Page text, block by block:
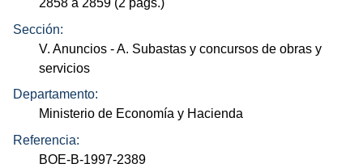
2858 a 2859 (2 págs.)
Sección:
V. Anuncios - A. Subastas y concursos de obras y
servicios
Departamento:
Ministerio de Economía y Hacienda
Referencia:
BOE-B-1997-2389